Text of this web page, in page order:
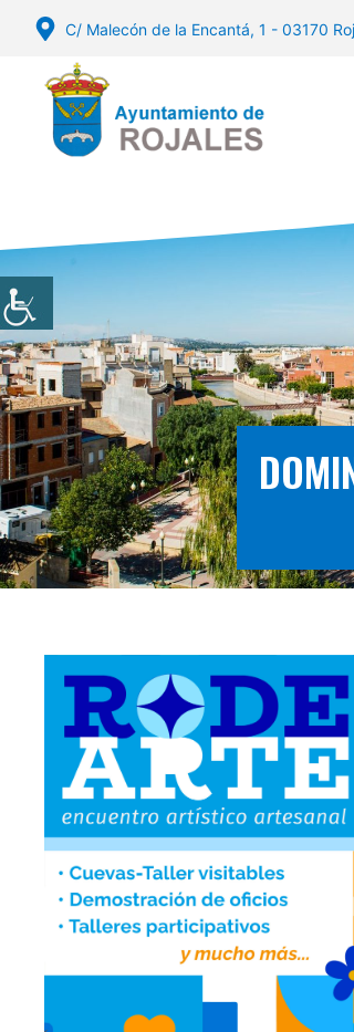
contingut
C/ Malecón de la Encantá, 1 - 03170